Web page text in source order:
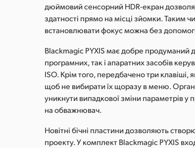
дюймовий сенсорний HDR-екран
здатності прямо на місці зйомки. Таким
встановлювати фокус можна без
Blackmagic PYXIS має добре продуманий
програмних, так і апаратних засобів
ISO. Крім того, передбачено три
щоб не вибирати їх щоразу в меню.
уникнути випадкової зміни параметрів
на обважнювач.
Новітні бічні пластини дозволяють
проекту. У комплект Blackmagic PYXIS